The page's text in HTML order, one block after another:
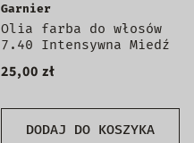
DODAJ DO KOSZYKA
Garnier
Olia farba do włosów
7.40 Intensywna Miedź
25,00 zł